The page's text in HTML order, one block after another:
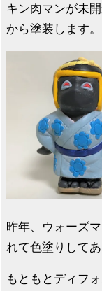
キン肉マンが未
から塗装します。
昨年、 ウォーズ
れて色塗りしてあ
もともとディフ